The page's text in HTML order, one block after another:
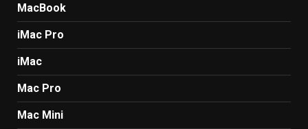
MacBook
iMac Pro
iMac
Mac Pro
Mac Mini